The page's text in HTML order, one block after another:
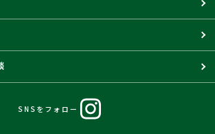
SNSをフォロー